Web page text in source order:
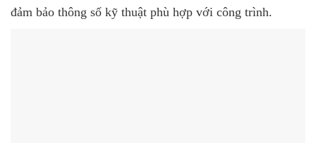
đảm bảo thông số kỹ thuật phù hợp với công trình.